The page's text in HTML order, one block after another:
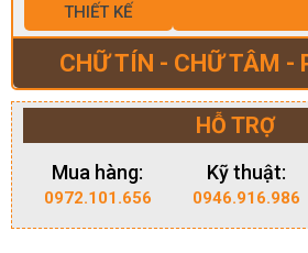
THIẾT KẾ
CHỮ TÍN - CHỮ TÂM -
HỖ TRỢ
Mua hàng:
0972.101.656
Kỹ thuật:
0946.916.986